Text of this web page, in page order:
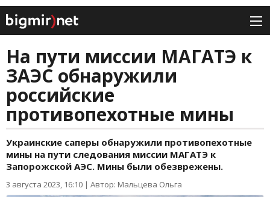
На пути миссии МАГАТЭ к
ЗАЭС обнаружили
российские
противопехотные мины
Украинские саперы обнаружили противопехотные
мины на пути следования миссии МАГАТЭ к
Запорожской АЭС. Мины были обезврежены.
3 августа 2023, 16:10 | Автор: Мальцева Ольга